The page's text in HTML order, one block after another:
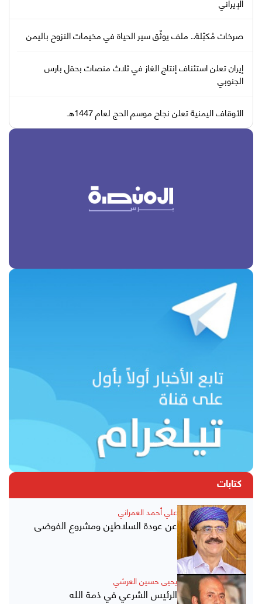
صرخات مُكبّلة.. ملف يوثّق سير الحياة في مخيمات النزوح باليمن
إيران تعلن استئناف إنتاج الغاز في ثلاث منصات بحقل بارس
الجنوبي
الأوقاف اليمنية تعلن نجاح موسم الحج لعام 1447هـ
كتابات
علي أحمد العمراني
عن عودة السلاطين ومشروع الفوضى
يحيى حسين العرشي
الرئيس الشرعي في ذمة الله